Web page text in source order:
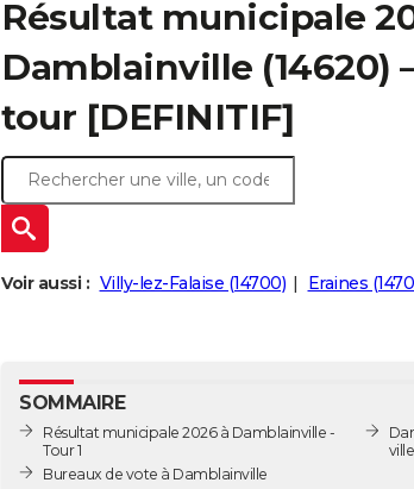
Résultat municipale
Damblainville (14620)
tour [DEFINITIF]
Voir aussi : Villy-lez-Falaise (14700) Eraines
SOMMAIRE
Résultat municipale 2026 à Damblainville -
Tour 1
Bureaux de vote à Damblainville